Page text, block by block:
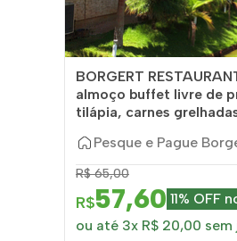
BORGERT
almoço buffet livre de
tilápia, carnes
Pesque e Pague
R$ 65,00
R$57,60 11% OFF
ou até 3x R$ 20,00 sem